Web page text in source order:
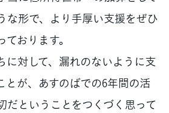
な形で、より手厚い支援をぜひ
おります。
対して、漏れのないように支
とが、あすのばでの6年間の活
だということをつくづく思って